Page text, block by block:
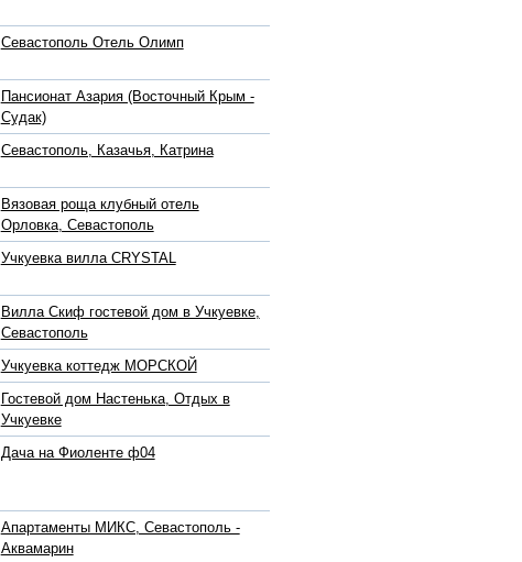
Севастополь Отель Олимп
Пансионат Азария (Восточный Крым -
Судак)
Севастополь, Казачья, Катрина
Вязовая роща клубный отель
Орловка, Севастополь
Учкуевка вилла CRYSTAL
Вилла Скиф гостевой дом в Учкуевке,
Севастополь
Учкуевка коттедж МОРСКОЙ
Гостевой дом Настенька, Отдых в
Учкуевке
Дача на Фиоленте ф04
Апартаменты МИКС, Севастополь -
Аквамарин